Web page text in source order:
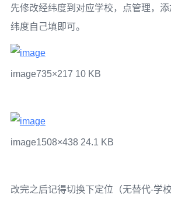
先修改经纬度到对应学校，点管理，
纬度自己填即可。
image735×217 10 KB
image1508×438 24.1 KB
改完之后记得切换下定位（无替代-学